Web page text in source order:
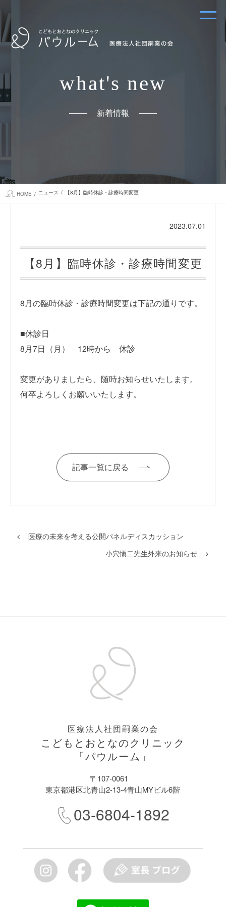
what's new
新着情報
HOME ニュース 【8月】臨時休診・診療時間変更
2023.07.01
【8月】臨時休診・診療時間変更
8月の臨時休診・診療時間変更は下記の通りです。
■休診日
8月7日（月） 12時から 休診
変更がありましたら、随時お知らせいたします。
何卒よろしくお願いいたします。
記事一覧に戻る
医療の未来を考える公開パネルディスカッション
小穴愼二先生外来のお知らせ
医療法人社団嗣業の会
こどもとおとなのクリニック
「パウルーム」
〒107-0061
東京都港区北青山2-13-4青山MYビル6階
03-6804-1892